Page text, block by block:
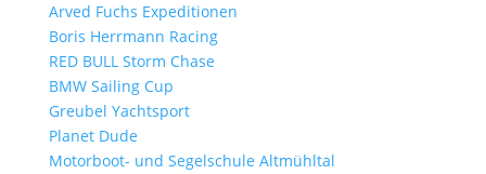
Arved Fuchs Expeditionen
Boris Herrmann Racing
RED BULL Storm Chase
BMW Sailing Cup
Greubel Yachtsport
Planet Dude
Motorboot- und Segelschule Altmühltal